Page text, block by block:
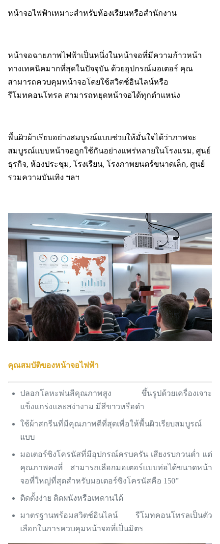
หน้าจอไฟฟ้าเหมาะสำหรับห้องเรียนหรือสำนักงาน
หน้าจอฉายภาพไฟฟ้าเป็นหนึ่งในหน้าจอที่มีความก้าวหน้า
ทางเทคนิคมากที่สุดในปัจจุบัน ด้วยอุปกรณ์มอเตอร์ คุณ
สามารถควบคุมหน้าจอโดยใช้สวิตช์อินไลน์หรือ
รีโมทคอนโทรล สามารถหยุดหน้าจอได้ทุกตำแหน่ง
พื้นผิวผ้าเรียบอย่างสมบูรณ์แบบช่วยให้มั่นใจได้ว่าภาพจะ
สมบูรณ์แบบหน้าจอถูกใช้กันอย่างแพร่หลายในโรงแรม, ศูนย์
ธุรกิจ, ห้องประชุม, โรงเรียน, โรงภาพยนตร์ขนาดเล็ก, ศูนย์
รวมความบันเทิง ฯลฯ
คุณสมบัติของหน้าจอไฟฟ้า
​ปลอกโลหะพ่นสีคุณภาพสูง ขึ้นรูปด้วยเครื่องเจาะ
แข็งแกร่งและสง่างาม มีสีขาวหรือดำ
ใช้ผ้าสกรีนที่มีคุณภาพดีที่สุดเพื่อให้พื้นผิวเรียบสมบูรณ์
แบบ
มอเตอร์ซิงโครนัสที่มีอุปกรณ์ครบครัน เสียงรบกวนต่ำ แต่
คุณภาพคงที่ สามารถเลือกมอเตอร์แบบท่อได้ขนาดหน้า
จอที่ใหญ่ที่สุดสำหรับมอเตอร์ซิงโครนัสคือ 150”
ติดตั้งง่าย ติดผนังหรือเพดานได้
มาตรฐานพร้อมสวิตช์อินไลน์ รีโมทคอนโทรลเป็นตัว
เลือกในการควบคุมหน้าจอที่เป็นมิตร